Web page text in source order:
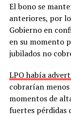
El bono se
anteriores, por
Gobierno en
en su momento
jubilados no
LPO había
cobrarían
momentos de
fuertes pérdidas